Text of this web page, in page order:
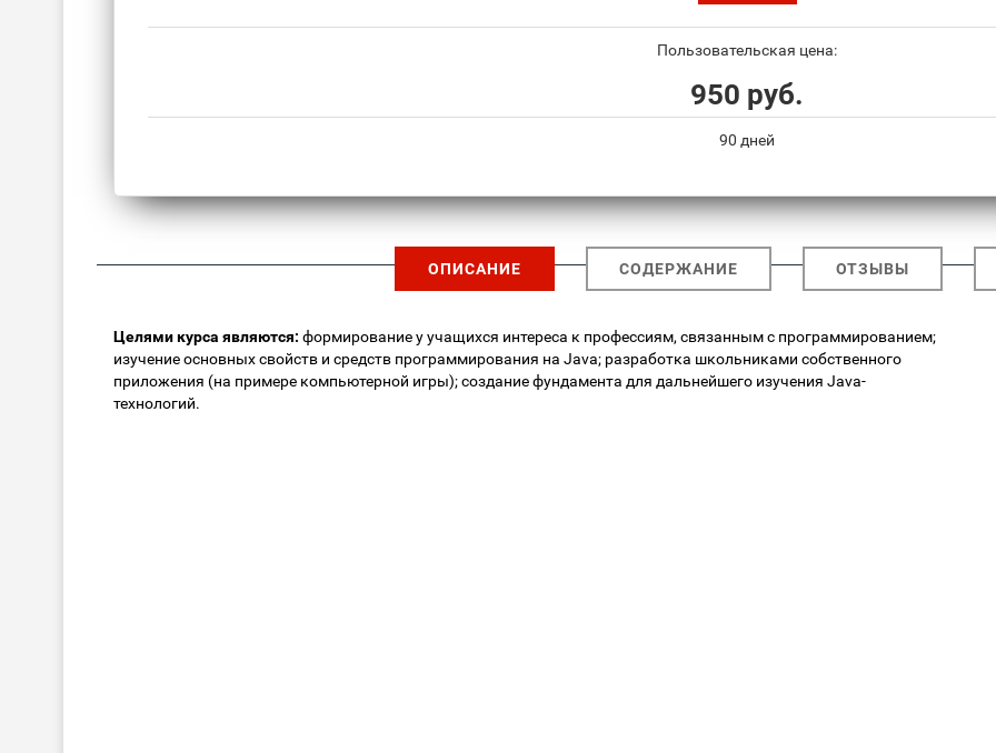
Пользовательская цена:
950 руб.
90 дней
ОПИСАНИЕ СОДЕРЖАНИЕ ОТЗЫВЫ
Целями курса являются: формирование у учащихся интереса к профессиям, связанным с программированием;
изучение основных свойств и средств программирования на Java; разработка школьниками собственного
приложения (на примере компьютерной игры); создание фундамента для дальнейшего изучения Java-
технологий.